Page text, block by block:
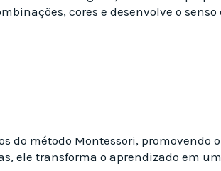
cores e desenvolve o senso
do método Montessori, promovendo
ele transforma o aprendizado em